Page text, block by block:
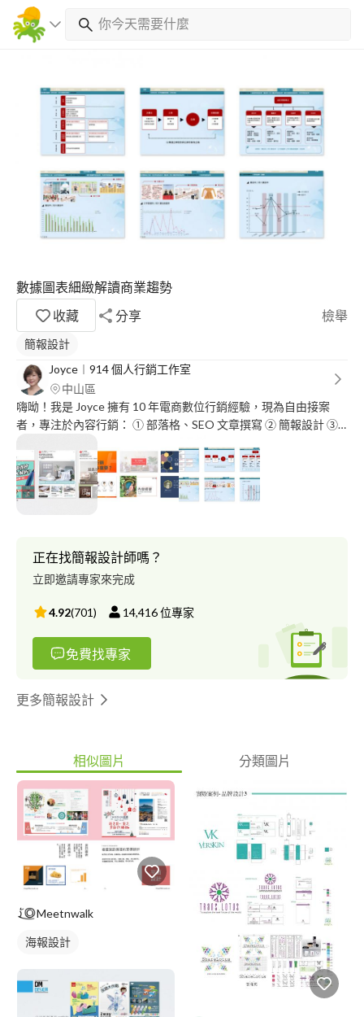
數據圖表細緻解讀商業趨勢
收藏
分享 檢舉
簡報設計
Joyce︱914 個人行銷工作室
中山區
嗨呦！我是 Joyce 擁有 10 年電商數位行銷經驗，現為自由接案
者，專注於內容行銷： ① 部落格、SEO 文章撰寫 ② 簡報設計 ③
重點整理，用更具創意的圖文方式呈現，讓內容行銷更精彩。 如
你有相關需求，歡迎與我聯繫，或到我的網站了解更多！ 914 行銷
工作室︱ https://studio-914.com/
正在找簡報設計師嗎？
立即邀請專家來完成
4.92(701) 14,416位專家
免費找專家
更多簡報設計
相似圖片 分類圖片
Meetnwalk
海報設計